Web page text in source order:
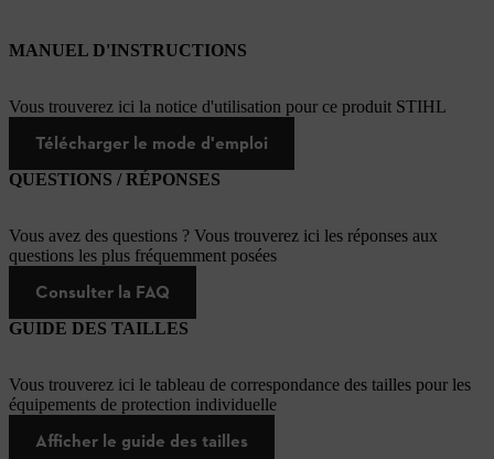
MANUEL D'INSTRUCTIONS
Vous trouverez ici la notice d'utilisation pour ce produit STIHL
Télécharger le mode d'emploi
QUESTIONS / RÉPONSES
Vous avez des questions ? Vous trouverez ici les réponses aux
questions les plus fréquemment posées
Consulter la FAQ
GUIDE DES TAILLES
Vous trouverez ici le tableau de correspondance des tailles pour les
équipements de protection individuelle
Afficher le guide des tailles